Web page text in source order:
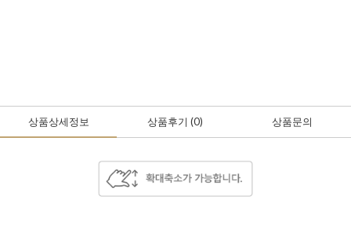
상품상세정보 상품후기 (0) 상품문의